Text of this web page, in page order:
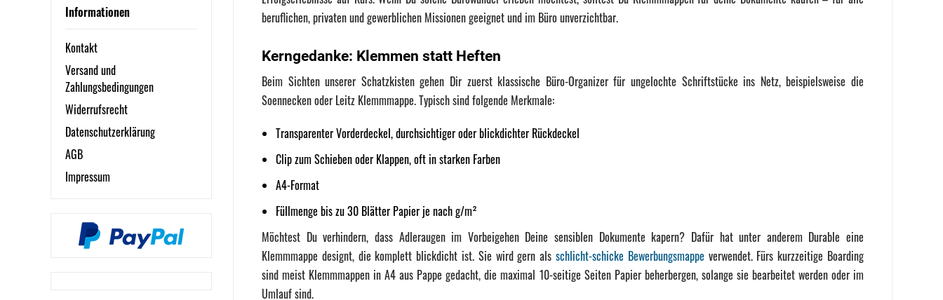
Veloflex
Informationen
Kontakt
Versand und
Zahlungsbedingungen
Widerrufsrecht
Datenschutzerklärung
AGB
Impressum
beruflichen, privaten und gewerblichen Missionen geeignet und im Büro unverzichtbar.
Kerngedanke: Klemmen statt Heften
Beim Sichten unserer Schatzkisten gehen Dir zuerst klassische Büro-Organizer für ungelochte Schriftstücke ins Netz, beispielsweise die
Soennecken oder Leitz Klemmmappe. Typisch sind folgende Merkmale:
Transparenter Vorderdeckel, durchsichtiger oder blickdichter Rückdeckel
Clip zum Schieben oder Klappen, oft in starken Farben
A4-Format
Füllmenge bis zu 30 Blätter Papier je nach g/m²
Möchtest Du verhindern, dass Adleraugen im Vorbeigehen Deine sensiblen Dokumente kapern? Dafür hat unter anderem Durable eine
Klemmmappe designt, die komplett blickdicht ist. Sie wird gern als schlicht-schicke Bewerbungsmappe verwendet. Fürs kurzzeitige Boarding
sind meist Klemmmappen in A4 aus Pappe gedacht, die maximal 10-seitige Seiten Papier beherbergen, solange sie bearbeitet werden oder im
Umlauf sind.